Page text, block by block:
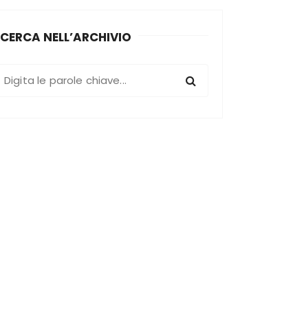
CERCA NELL’ARCHIVIO